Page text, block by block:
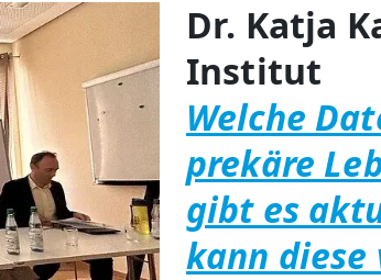
Dr. Katja
Institut
Welche
prekäre
gibt es
kann diese